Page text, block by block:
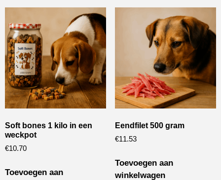
Soft bones 1 kilo in een
weckpot
€10.70
Toevoegen aan
Eendfilet 500 gram
€11.53
Toevoegen aan
winkelwagen